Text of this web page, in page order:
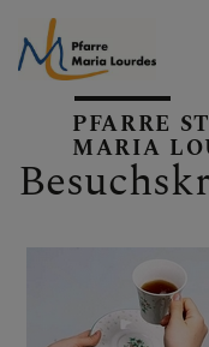
PFARRE
MARIA